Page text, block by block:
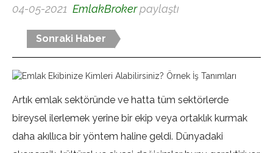
04-05-2021 EmlakBrokerpaylaştı
Sonraki Haber
Artık emlak sektöründe ve hatta tüm sektörlerde
bireysel ilerlemek yerine bir ekip veya ortaklık kurmak
daha akıllıca bir yöntem haline geldi. Dünyadaki